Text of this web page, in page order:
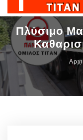
Πλύσιμο